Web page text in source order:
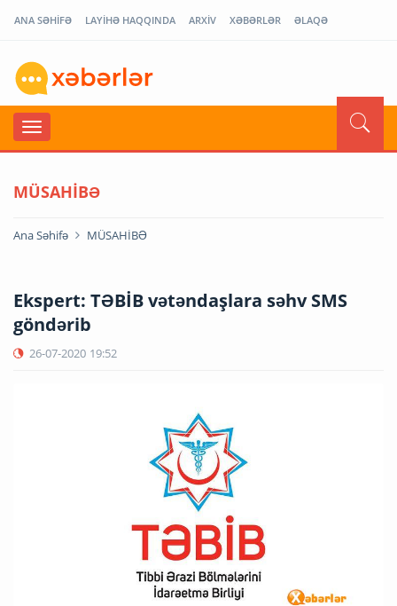
ANA SƏHİFƏ LAYİHƏ HAQQINDA ARXİV XƏBƏRLƏR ƏLAQƏ
MÜSAHİBƏ
Ana Səhifə MÜSAHİBƏ
Ekspert: TƏBİB vətəndaşlara səhv SMS
göndərib
26-07-2020 19:52